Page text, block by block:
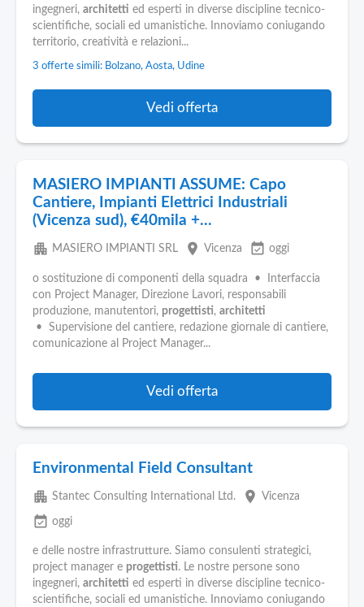
ingegneri, architetti ed esperti in diverse discipline tecnico-
scientifiche, sociali ed umanistiche. Innoviamo coniugando
territorio, creatività e relazioni...
3 offerte simili: Bolzano, Aosta, Udine
Vedi offerta
MASIERO IMPIANTI ASSUME: Capo
Cantiere, Impianti Elettrici Industriali
(Vicenza sud), €40mila +...
apartment MASIERO IMPIANTI SRL place Vicenza event_available oggi
o sostituzione di componenti della squadra • Interfaccia
con Project Manager, Direzione Lavori, responsabili
produzione, manutentori, progettisti, architetti
• Supervisione del cantiere, redazione giornale di cantiere,
comunicazione al Project Manager...
Vedi offerta
Environmental Field Consultant
apartment Stantec Consulting International Ltd. place Vicenza
event_available oggi
e delle nostre infrastrutture. Siamo consulenti strategici,
project manager e progettisti. Le nostre persone sono
ingegneri, architetti ed esperti in diverse discipline tecnico-
scientifiche, sociali ed umanistiche. Innoviamo coniugando